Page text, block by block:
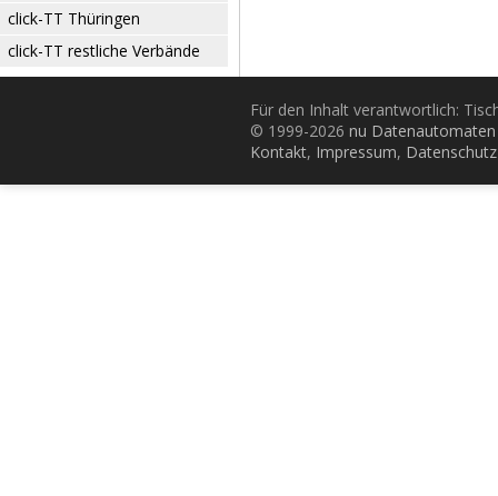
click-TT Thüringen
click-TT restliche Verbände
Für den Inhalt verantwortlich:
© 1999-2026 nu
Kontakt, Impressum, Datenschutz